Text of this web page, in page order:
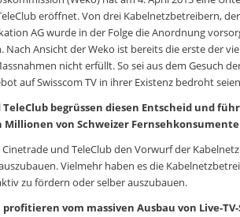
eröffnet. Von drei Kabelnetzbetreibern,
AG wurde in der Folge die Anordnung
Nach Ansicht der Weko ist bereits die erste der
nicht erfüllt. So sei aus dem Gesuch
auf Swisscom TV in ihrer Existenz bedroht
begrüssen diesen Entscheid und
Millionen von Schweizer
Cinetrade und TeleClub den Vorwurf der
Vielmehr haben es die
zu fördern oder selber auszubauen.
vom massiven Ausbau von Live-